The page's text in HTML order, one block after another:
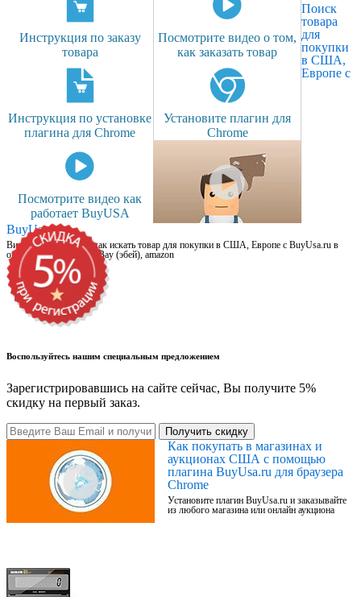
Инструкция по заказу
товара
Посмотрите видео о том,
как заказать товар
Инструкция по установке
плагина для Chrome
Установите плагин для
Chrome
Посмотрите видео как
работает BuyUSA
Поиск
товара
для
покупки
в США,
Европе с
BuyUsa.ru
Видео для новичков: как искать товар для покупки в США, Европе с BuyUsa.ru в
онлайн магазинах, на eBay (эбей), amazon
Воспользуйтесь нашим специальным предложением
Зарегистрировавшись на сайте сейчас, Вы получите 5%
скидку на первый заказ.
Получить скидку
Как покупать в магазинах и
аукционах США с помощью
плагина BuyUsa.ru для браузера
Chrome
Установите плагин BuyUsa.ru и заказывайте
из любого магазина или онлайн аукциона